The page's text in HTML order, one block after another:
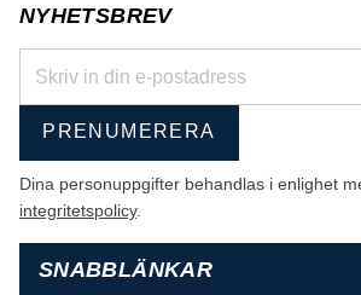
NYHETSBREV
PRENUMERERA
Dina personuppgifter behandlas i enlighet
integritetspolicy.
SNABBLÄNKAR